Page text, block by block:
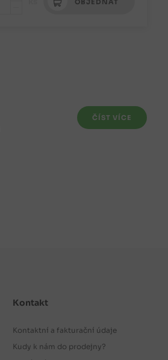
OBJEDNAT
ČÍST VÍCE
Kontakt
Kontaktní a fakturační údaje
Kudy k nám do prodejny?